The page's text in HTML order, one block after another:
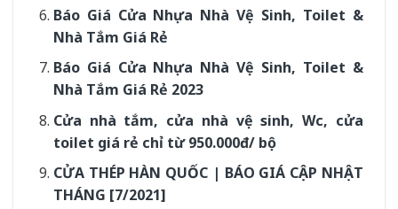
Báo Giá Cửa Nhựa Nhà Vệ Sinh, Toilet &
Nhà Tắm Giá Rẻ
Báo Giá Cửa Nhựa Nhà Vệ Sinh, Toilet &
Nhà Tắm Giá Rẻ 2023
Cửa nhà tắm, cửa nhà vệ sinh, Wc, cửa
toilet giá rẻ chỉ từ 950.000đ/ bộ
CỬA THÉP HÀN QUỐC | BÁO GIÁ CẬP NHẬT
THÁNG [7/2021]